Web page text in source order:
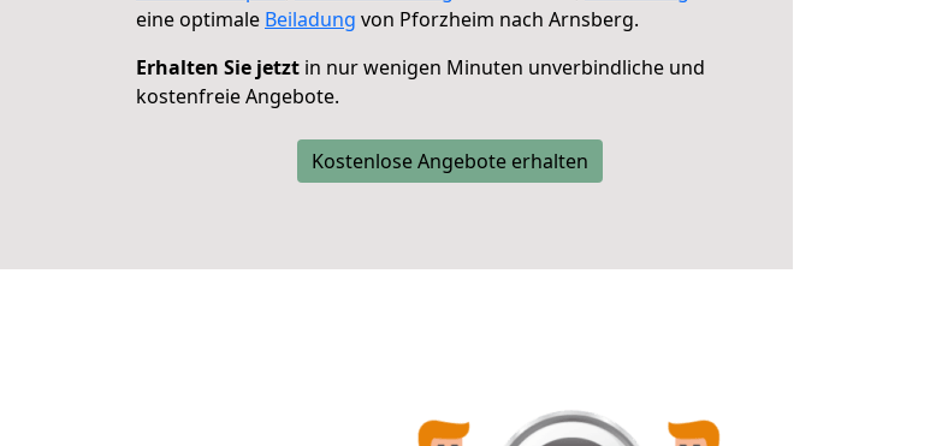
eine optimale Beiladung von Pforzheim nach Arnsberg.
Erhalten Sie jetzt in nur wenigen Minuten unverbindliche und
kostenfreie Angebote.
Kostenlose Angebote erhalten